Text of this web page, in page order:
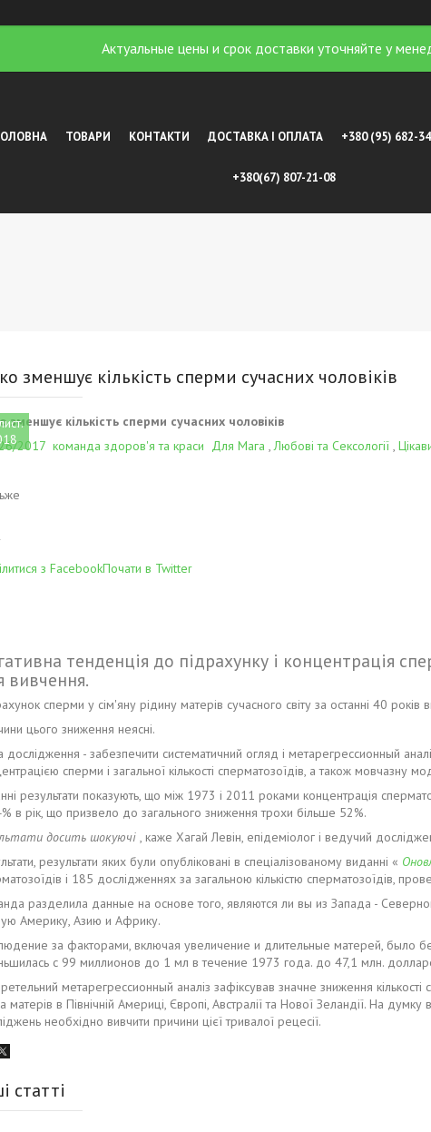
Актуальные цены и срок доставки уточняйте у
ТОВАРИ КОНТАКТИ ДОСТАВКА І ОПЛАТА +380 (95) 682-
+380(67) 807-21-08
зменшує кількість сперми сучасних чоловіків
зменшує кількість сперми сучасних чоловіків
2017 команда здоров'я та краси Для Мага ,Любові та Сексології ,
з FacebookПочати в Twitter
тенденція до підрахунку і концентрація
вивчення.
сперми у сім'яну рідину матерів сучасного світу за останні 40
цього зниження неясні.
дослідження - забезпечити систематичний огляд і метарегрессионный
сперми і загальної кількості сперматозоїдів, а також мовчазну
результати показують, що між 1973 і 2011 роками концентрація
в рік, що призвело до загального зниження трохи більше 52%.
досить шокуючі , каже Хагай Левін, епідеміолог і ведучий
результати яких були опубліковані в спеціалізованому виданні «
і 185 дослідженнях за загальною кількістю сперматозоїдів,
разделила данные на основе того, являются ли вы из Запада -
Америку, Азию и Африку.
за факторами, включая увеличение и длительные матерей, было
с 99 миллионов до 1 мл в течение 1973 года. до 47,1 млн.
метарегрессионный аналіз зафіксував значне зниження
матерів в Північній Америці, Європі, Австралії та Нової Зеландії. На
необхідно вивчити причини цієї тривалої рецесії.
статті